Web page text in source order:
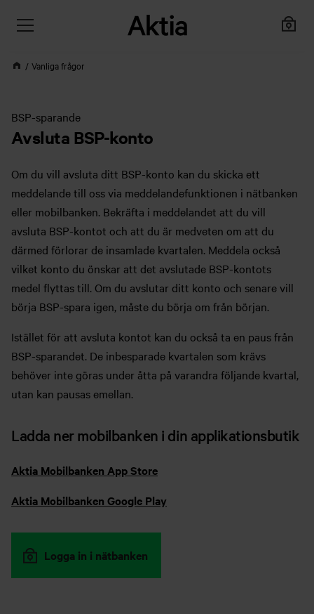
Vanliga frågor
BSP-sparande
Avsluta BSP-konto
Om du vill avsluta ditt BSP-konto kan du skicka ett
meddelande till oss via meddelandefunktionen i nätbanken
eller mobilbanken. Bekräfta i meddelandet att du vill
avsluta BSP-kontot och att du är medveten om att du
därmed förlorar de insamlade kvartalen. Meddela också
vilket konto du önskar att det avslutade BSP-kontots
medel flyttas till. Om du avslutar ditt konto och senare vill
börja BSP-spara igen, måste du börja om från början.
Istället för att avsluta kontot kan du också ta en paus från
BSP-sparandet. De inbesparade kvartalen som krävs
behöver inte göras under åtta på varandra följande kvartal,
utan kan pausas emellan.
Ladda ner mobilbanken i din applikationsbutik
Aktia Mobilbanken App Store
Aktia Mobilbanken Google Play
Logga in i nätbanken